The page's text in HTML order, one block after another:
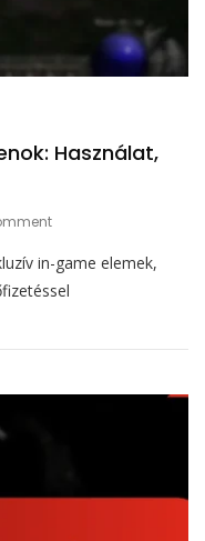
Használat,
On
Ark
Prime
Használat,
in-game elemek,